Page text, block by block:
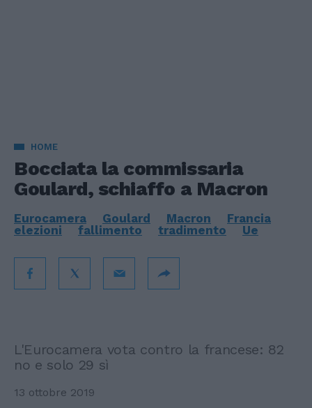
HOME
Bocciata la commissaria
Goulard, schiaffo a Macron
Eurocamera Goulard Macron
Francia
elezioni
fallimento tradimento Ue
L'Eurocamera vota contro la francese: 82
no e solo 29 sì
13 ottobre 2019